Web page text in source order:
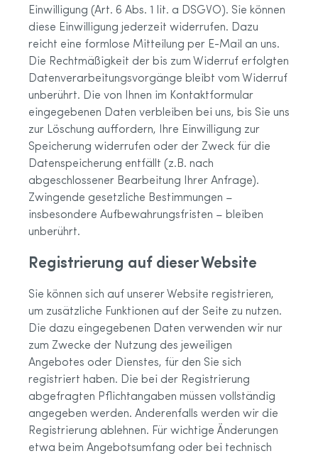
Einwilligung (Art. 6 Abs. 1 lit. a DSGVO). Sie können
diese Einwilligung jederzeit widerrufen. Dazu
reicht eine formlose Mitteilung per E-Mail an uns.
Die Rechtmäßigkeit der bis zum Widerruf erfolgten
Datenverarbeitungsvorgänge bleibt vom Widerruf
unberührt. Die von Ihnen im Kontaktformular
eingegebenen Daten verbleiben bei uns, bis Sie uns
zur Löschung auffordern, Ihre Einwilligung zur
Speicherung widerrufen oder der Zweck für die
Datenspeicherung entfällt (z.B. nach
abgeschlossener Bearbeitung Ihrer Anfrage).
Zwingende gesetzliche Bestimmungen –
insbesondere Aufbewahrungsfristen – bleiben
unberührt.
Registrierung auf dieser Website
Sie können sich auf unserer Website registrieren,
um zusätzliche Funktionen auf der Seite zu nutzen.
Die dazu eingegebenen Daten verwenden wir nur
zum Zwecke der Nutzung des jeweiligen
Angebotes oder Dienstes, für den Sie sich
registriert haben. Die bei der Registrierung
abgefragten Pflichtangaben müssen vollständig
angegeben werden. Anderenfalls werden wir die
Registrierung ablehnen. Für wichtige Änderungen
etwa beim Angebotsumfang oder bei technisch